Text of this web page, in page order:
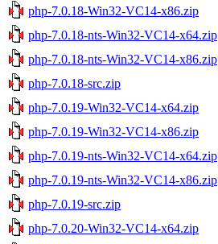
php-7.0.18-Win32-VC14-x86.zip
php-7.0.18-nts-Win32-VC14-x64.zip
php-7.0.18-nts-Win32-VC14-x86.zip
php-7.0.18-src.zip
php-7.0.19-Win32-VC14-x64.zip
php-7.0.19-Win32-VC14-x86.zip
php-7.0.19-nts-Win32-VC14-x64.zip
php-7.0.19-nts-Win32-VC14-x86.zip
php-7.0.19-src.zip
php-7.0.20-Win32-VC14-x64.zip